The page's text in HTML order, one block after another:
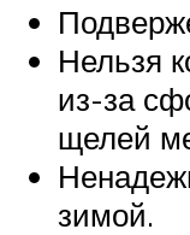
Нельзя
из-за
щелей
зимой.